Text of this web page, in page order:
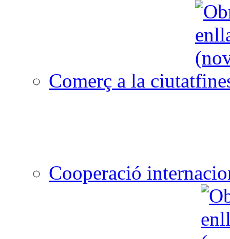
Comerç a la ciutat
Cooperació